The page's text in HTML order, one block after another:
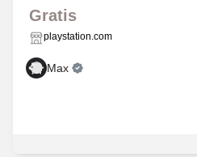
Gratis
playstation.com
Max